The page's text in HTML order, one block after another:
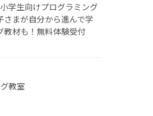
学生向けプログラミング
まが自分から進んで学
教材も！無料体験受付
教室